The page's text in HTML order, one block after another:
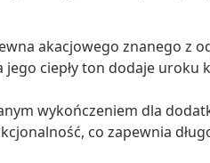
akacjowego znanego z
ciepły ton dodaje uroku
wykończeniem dla
co zapewnia